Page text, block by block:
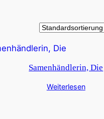
Samenhändlerin, Die
Weiterlesen